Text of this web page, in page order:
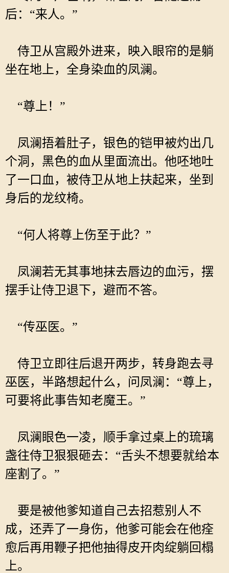
后：“来人。”
侍卫从宫殿外进来，映入眼帘的是躺
坐在地上，全身染血的凤澜。
“尊上！”
凤澜捂着肚子，银色的铠甲被灼出几
个洞，黑色的血从里面流出。他呸地吐
了一口血，被侍卫从地上扶起来，坐到
身后的龙纹椅。
“何人将尊上伤至于此？”
凤澜若无其事地抹去唇边的血污，摆
摆手让侍卫退下，避而不答。
“传巫医。”
侍卫立即往后退开两步，转身跑去寻
巫医，半路想起什么，问凤澜：“尊上，
可要将此事告知老魔王。”
凤澜眼色一凌，顺手拿过桌上的琉璃
盏往侍卫狠狠砸去：“舌头不想要就给本
座割了。”
要是被他爹知道自己去招惹别人不
成，还弄了一身伤，他爹可能会在他痊
愈后再用鞭子把他抽得皮开肉绽躺回榻
上。